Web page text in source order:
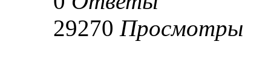
29270 Просмотры